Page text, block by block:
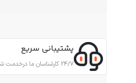
پشتیبانی سریع
24/7 کارشناسان ما درخدمت شما هستند